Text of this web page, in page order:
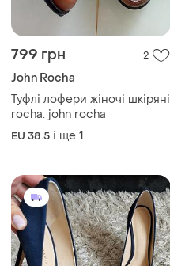
799 грн 2
John Rocha
Туфлі лофери жіночі шкіряні
rocha. john rocha
EU 38.5 і ще 1